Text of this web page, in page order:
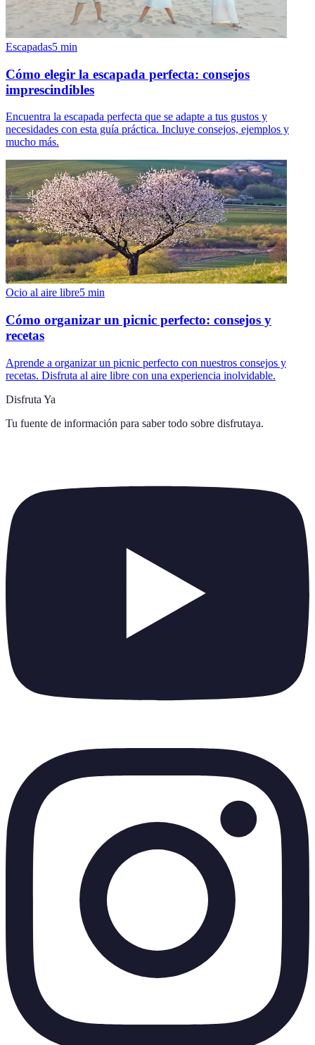
Escapadas5 min
Cómo elegir la escapada perfecta: consejos
imprescindibles
Encuentra la escapada perfecta que se adapte a tus gustos y
necesidades con esta guía práctica. Incluye consejos, ejemplos y
mucho más.
Ocio al aire libre5 min
Cómo organizar un picnic perfecto: consejos y
recetas
Aprende a organizar un picnic perfecto con nuestros consejos y
recetas. Disfruta al aire libre con una experiencia inolvidable.
Disfruta Ya
Tu fuente de información para saber todo sobre disfrutaya.